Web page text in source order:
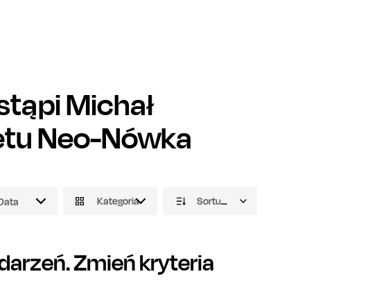
Michał
Neo-Nówka
Kategoria Sortuj domyślnie
Zmień kryteria